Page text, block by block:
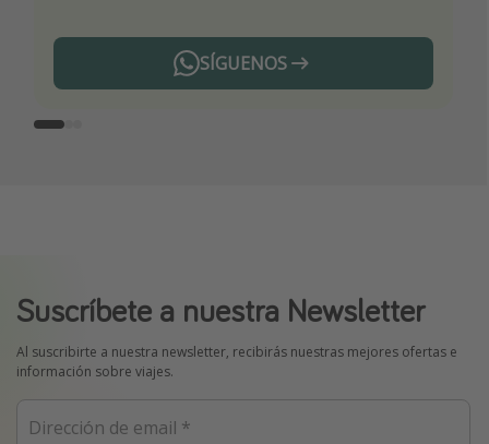
SÍGUENOS
Telegram
Suscríbete a nuestra Newsletter
Al suscribirte a nuestra newsletter, recibirás nuestras mejores ofertas e
información sobre viajes.